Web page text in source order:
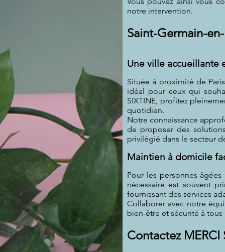
notre intervention.
Saint-Germain-
Une ville accueillante
Située à proximité de
idéal pour ceux qui
SIXTINE, profitez
quotidien.
Notre connaissance
de proposer des
privilégié dans le secteur
Maintien à domicile
Pour les personnes
nécessaire est souvent
fournissant des services
Collaborer avec notre
bien-être et sécurité à tous
Contactez